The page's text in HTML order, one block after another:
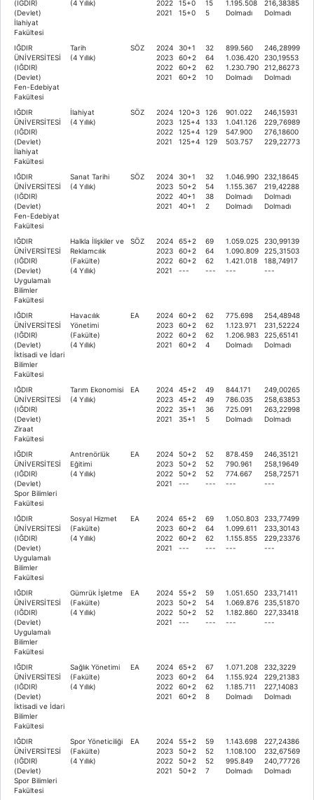
(IĞDIR)
(Devlet)
İlahiyat
Fakültesi
(4 Yıllık)
2022
2021
15+0
15+0
15
5
1.195.508
Dolmadı
216,38385
Dolmadı
IĞDIR
ÜNİVERSİTESİ
(IĞDIR)
(Devlet)
Fen-Edebiyat
Fakültesi
Tarih
(4 Yıllık)
SÖZ
2024
2023
2022
2021
30+1
60+2
60+2
60+2
32
64
62
10
899.560
1.036.420
1.230.790
Dolmadı
246,28999
230,19553
212,86273
Dolmadı
IĞDIR
ÜNİVERSİTESİ
(IĞDIR)
(Devlet)
İlahiyat
Fakültesi
İlahiyat
(4 Yıllık)
SÖZ
2024
2023
2022
2021
120+3
125+4
125+4
125+4
126
133
129
129
901.022
1.041.126
547.900
503.757
246,15931
229,76989
276,18600
229,22773
IĞDIR
ÜNİVERSİTESİ
(IĞDIR)
(Devlet)
Fen-Edebiyat
Fakültesi
Sanat Tarihi
(4 Yıllık)
SÖZ
2024
2023
2022
2021
30+1
50+2
40+1
40+1
32
54
38
2
1.046.990
1.155.367
Dolmadı
Dolmadı
232,18645
219,42288
Dolmadı
Dolmadı
IĞDIR
ÜNİVERSİTESİ
(IĞDIR)
(Devlet)
Uygulamalı
Bilimler
Fakültesi
Halkla İlişkiler ve
Reklamcılık
(Fakülte)
(4 Yıllık)
SÖZ
2024
2023
2022
2021
65+2
60+2
60+2
---
69
64
62
---
1.059.025
1.090.809
1.421.018
---
230,99139
225,31503
188,74917
---
IĞDIR
ÜNİVERSİTESİ
(IĞDIR)
(Devlet)
İktisadi ve İdari
Bilimler
Fakültesi
Havacılık
Yönetimi
(Fakülte)
(4 Yıllık)
EA
2024
2023
2022
2021
60+2
60+2
60+2
60+2
62
62
62
4
775.698
1.123.971
1.206.983
Dolmadı
254,48948
231,52224
225,65141
Dolmadı
IĞDIR
ÜNİVERSİTESİ
(IĞDIR)
(Devlet)
Ziraat
Fakültesi
Tarım Ekonomisi
(4 Yıllık)
EA
2024
2023
2022
2021
45+2
45+2
35+1
35+1
49
49
36
5
844.171
786.035
725.091
Dolmadı
249,00265
258,63853
263,22998
Dolmadı
IĞDIR
ÜNİVERSİTESİ
(IĞDIR)
(Devlet)
Spor Bilimleri
Fakültesi
Antrenörlük
Eğitimi
(4 Yıllık)
EA
2024
2023
2022
2021
50+2
50+2
50+2
---
52
52
52
---
878.459
790.961
774.667
---
246,35121
258,19649
258,72571
---
IĞDIR
ÜNİVERSİTESİ
(IĞDIR)
(Devlet)
Uygulamalı
Bilimler
Fakültesi
Sosyal Hizmet
(Fakülte)
(4 Yıllık)
EA
2024
2023
2022
2021
65+2
60+2
60+2
---
69
64
62
---
1.050.803
1.099.611
1.155.855
---
233,77499
233,30143
229,23376
---
IĞDIR
ÜNİVERSİTESİ
(IĞDIR)
(Devlet)
Uygulamalı
Bilimler
Fakültesi
Gümrük İşletme
(Fakülte)
(4 Yıllık)
EA
2024
2023
2022
2021
55+2
50+2
50+2
---
59
54
52
---
1.051.650
1.069.876
1.182.860
---
233,71411
235,51870
227,33418
---
IĞDIR
ÜNİVERSİTESİ
(IĞDIR)
(Devlet)
İktisadi ve İdari
Bilimler
Fakültesi
Sağlık Yönetimi
(Fakülte)
(4 Yıllık)
EA
2024
2023
2022
2021
65+2
60+2
60+2
60+2
67
64
62
8
1.071.208
1.155.924
1.185.711
Dolmadı
232,3229
229,21383
227,14083
Dolmadı
IĞDIR
ÜNİVERSİTESİ
(IĞDIR)
(Devlet)
Spor Bilimleri
Fakültesi
Spor Yöneticiliği
(Fakülte)
(4 Yıllık)
EA
2024
2023
2022
2021
55+2
50+2
50+2
50+2
59
52
52
7
1.143.698
1.108.100
995.849
Dolmadı
227,24386
232,67569
240,77726
Dolmadı